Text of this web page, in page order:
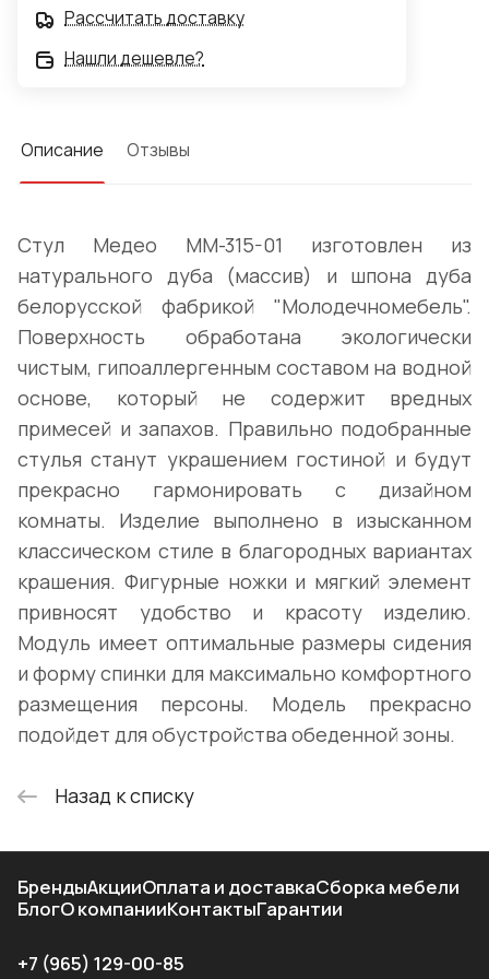
Рассчитать доставку
Нашли дешевле?
Описание Отзывы
Стул Медео ММ-315-01 изготовлен из
натурального дуба (массив) и шпона дуба
белорусской фабрикой "Молодечномебель".
Поверхность обработана экологически
чистым, гипоаллергенным составом на водной
основе, который не содержит вредных
примесей и запахов. Правильно подобранные
стулья станут украшением гостиной и будут
прекрасно гармонировать с дизайном
комнаты. Изделие выполнено в изысканном
классическом стиле в благородных вариантах
крашения. Фигурные ножки и мягкий элемент
привносят удобство и красоту изделию.
Модуль имеет оптимальные размеры сидения
и форму спинки для максимально комфортного
размещения персоны. Модель прекрасно
подойдет для обустройства обеденной зоны.
Назад к списку
БрендыАкцииОплата и доставкаСборка мебели
БлогО компанииКонтактыГарантии
+7 (965) 129-00-85